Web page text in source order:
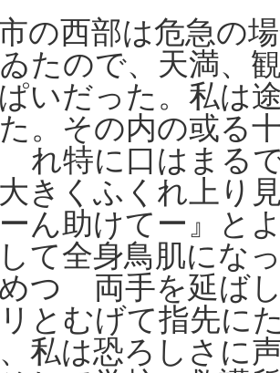
の西部は危急の
たので、天満、
いだった。私は
。その内の或る
れ特に口はまる
きくふくれ上り
ん助けてー』と
て全身鳥肌にな
つゝ両手を延ば
とむげて指先に
私は恐ろしさに